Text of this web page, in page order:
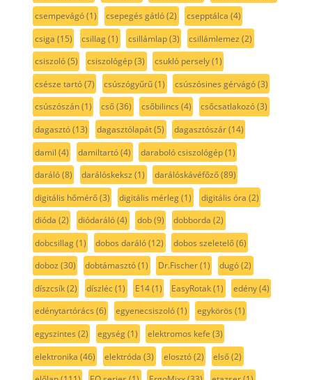
csempevágó(1) csepegés gátló(2) csepptálca (4)
csiga (15) csillag(1) csillámlap(3) csillámlemez (2)
csiszoló(5) csiszológép(3) csukló persely(1)
csésze tartó(7) csúszógyűrű(1) csúszósines gérvágó(3)
csúszószán(1) cső(36) csőbilincs (4) csőcsatlakozó(3)
dagasztó(13) dagasztólapát(5) dagasztószár(14)
damil (4) damiltartó(4) daraboló csiszológép(1)
daráló(8) darálóskeksz (1) darálóskávéfőző(89)
digitális hőmérő(3) digitális mérleg(1) digitális óra (2)
dióda (2) diódaráló(4) dob(9) dobborda (2)
dobcsillag(1) dobos daráló(12) dobos szeletelő(6)
doboz (30) dobtámasztó(1) Dr.Fischer(1) dugó(2)
díszcsík(2) díszléc(1) E14(1) EasyRotak(1) edény(4)
edénytartórács (6) egyenecsiszoló(1) egykörös (1)
egyszintes (2) egység(1) elektromos kefe (3)
elektronika (46) elektróda (3) elosztó(2) első(2)